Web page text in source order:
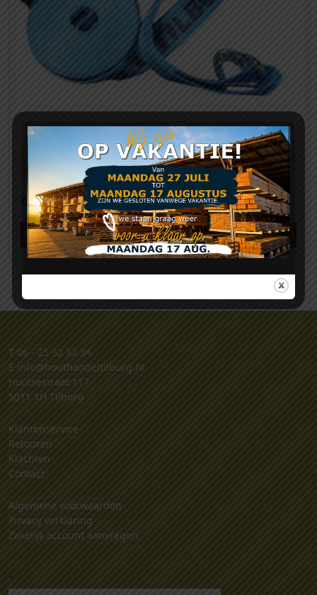
Spanband Houthandel Tilburg 50 mm breed
9000mm lang 4000kg
€19,06
Meer info
T 06 - 25 32 32 34
E info@houthandeltilburg.nl
Houtsestraat 117
5011 XH Tilburg
Klantenservice
Retouren
Klachten
Contact
Algemene voorwaarden
Privacy verklaring
Zakelijk account aanvragen
.